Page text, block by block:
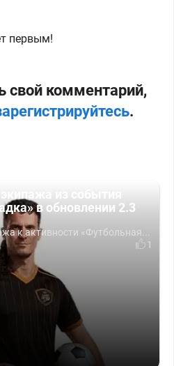
первым!
свой комментарий,
.
из события
в обновлении 2.3
к активности «Футбольная...
1